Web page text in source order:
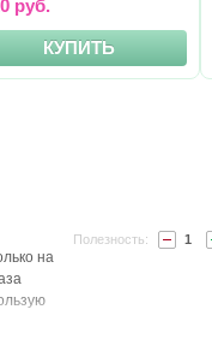
руб.
КУПИТЬ
1
на